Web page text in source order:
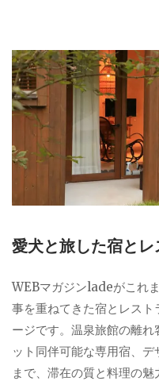
愛犬と旅した宿と
WEBマガジンladeがこれ
事を重ねてきた宿とレス
ージです。温泉旅館の離
ット同伴可能な専用宿、
まで、滞在の質と料理の